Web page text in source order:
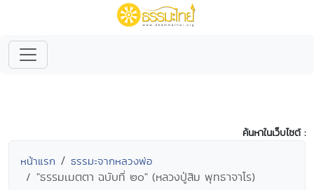
ค้นหาในเว็บไซต์ :
หน้าแรก ธรรมะจากหลวงพ่อ
"ธรรมเมตตา ฉบับที่ ๒๐" (หลวงปู่สิม พุทธาจาโร)